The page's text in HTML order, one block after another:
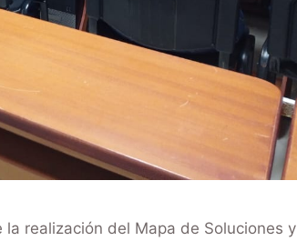
realización del Mapa de Soluciones y